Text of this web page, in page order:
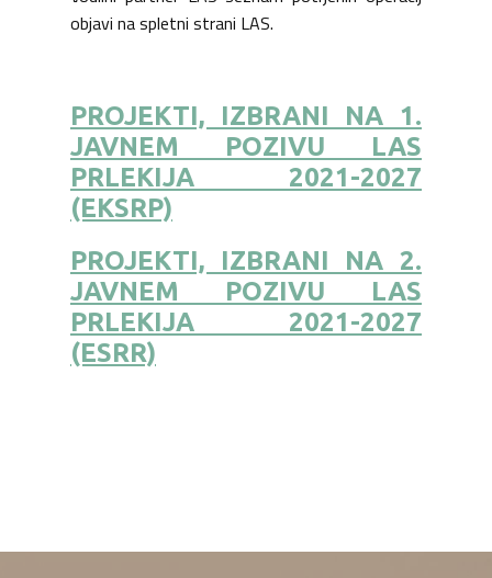
objavi na spletni strani LAS.
PROJEKTI, IZBRANI NA 1.
JAVNEM POZIVU LAS
PRLEKIJA 2021-2027
(EKSRP)
PROJEKTI, IZBRANI NA 2.
JAVNEM POZIVU LAS
PRLEKIJA 2021-2027
(ESRR)